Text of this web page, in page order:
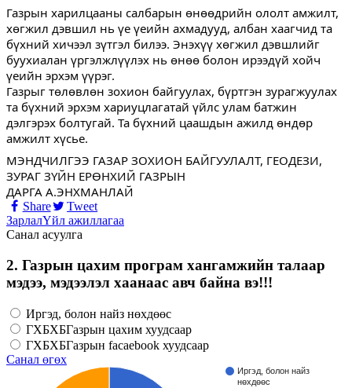
Газрын харилцааны салбарын өнөөдрийн ололт амжилт,
хөгжил дэвшил нь үе үеийн ахмадууд, албан хаагчид та
бүхний хичээл зүтгэл билээ. Энэхүү хөгжил дэвшлийг
буухиалан үргэлжлүүлэх нь өнөө болон ирээдүй хойч
үеийн эрхэм үүрэг.
Газрыг төлөвлөн зохион байгуулах, бүртгэн зурагжуулах
та бүхний эрхэм хариуцлагатай үйлс улам батжин
дэлгэрэх болтугай. Та бүхний цаашдын ажилд өндөр
амжилт хүсье.
МЭНДЧИЛГЭЭ ГАЗАР ЗОХИОН БАЙГУУЛАЛТ, ГЕОДЕЗИ,
ЗУРАГ ЗҮЙН ЕРӨНХИЙ ГАЗРЫН
ДАРГА А.ЭНХМАНЛАЙ
Share
Tweet
ЗарлалҮйл ажиллагаа
Санал асуулга
2. Газрын цахим програм хангамжийн талаар
мэдээ, мэдээлэл хаанаас авч байна вэ!!!
Иргэд, болон найз нөхдөөс
ГХБХБГазрын цахим хуудсаар
ГХБХБГазрын facaebook хуудсаар
Санал өгөх
Иргэд, болон найз
нөхдөөс